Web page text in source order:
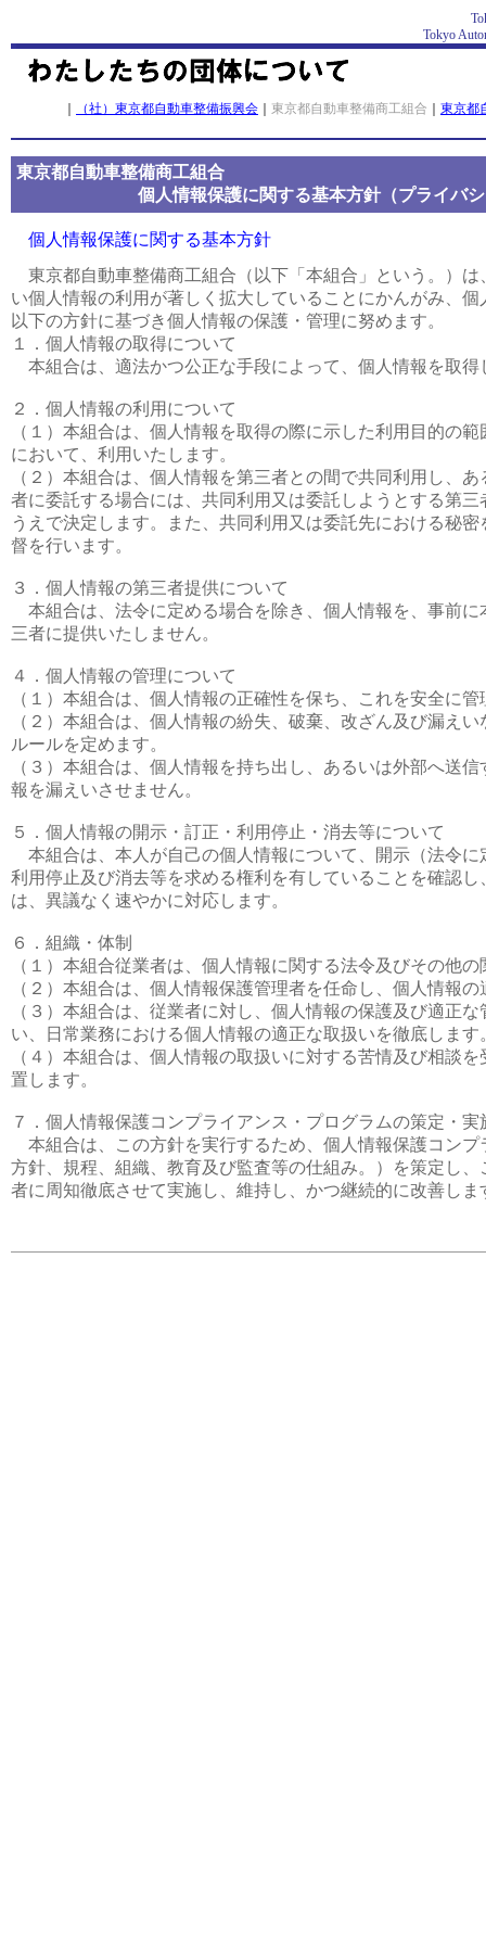
Tokyo
（社）東京都自動車整備振興会 東京都自動車整備商工組合 東京都
東京都自動車整備商工組合
個人情報保護に関する基本方針（プライバ
個人情報保護に関する基本方針
東京都自動車整備商工組合（以下「本組合」という。）は
い個人情報の利用が著しく拡大していることにかんがみ、
以下の方針に基づき個人情報の保護・管理に努めます。
１．個人情報の取得について
本組合は、適法かつ公正な手段によって、個人情報を取得
２．個人情報の利用について
（１）本組合は、個人情報を取得の際に示した利用目的の
において、利用いたします。
（２）本組合は、個人情報を第三者との間で共同利用し、
者に委託する場合には、共同利用又は委託しようとする第
うえで決定します。また、共同利用又は委託先における秘
督を行います。
３．個人情報の第三者提供について
本組合は、法令に定める場合を除き、個人情報を、事前に
三者に提供いたしません。
４．個人情報の管理について
（１）本組合は、個人情報の正確性を保ち、これを安全に管
（２）本組合は、個人情報の紛失、破棄、改ざん及び漏え
ルールを定めます。
（３）本組合は、個人情報を持ち出し、あるいは外部へ送
報を漏えいさせません。
５．個人情報の開示・訂正・利用停止・消去等について
本組合は、本人が自己の個人情報について、開示（法令に
利用停止及び消去等を求める権利を有していることを確認
は、異議なく速やかに対応します。
６．組織・体制
（１）本組合従業者は、個人情報に関する法令及びその他
（２）本組合は、個人情報保護管理者を任命し、個人情報
（３）本組合は、従業者に対し、個人情報の保護及び適正
い、日常業務における個人情報の適正な取扱いを徹底します
（４）本組合は、個人情報の取扱いに対する苦情及び相談
置します。
７．個人情報保護コンプライアンス・プログラムの策定・
本組合は、この方針を実行するため、個人情報保護コンプ
方針、規程、組織、教育及び監査等の仕組み。）を策定し
者に周知徹底させて実施し、維持し、かつ継続的に改善しま